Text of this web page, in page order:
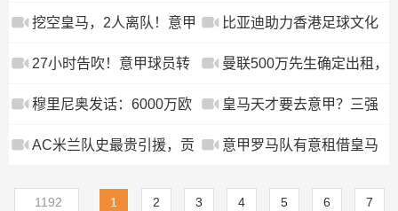
斯图皮尼安还在考察
战奖金榜曝光：国米躺赚
5650万，亚特兰大仅拿90
万“零花钱”
奖金出炉：国米断层第
一，欧冠碾压欧联、欧协
联
挖空皇马，2人离队！意甲
豪门太狠，冠军功臣归
位，恭喜
比亚迪助力香港足球文化
节 与足球少年一起见证曼
城国米巅峰对决
27小时告吹！意甲球员转
会泡汤，罗马诺爆反转
曼联500万先生确定出租，
体检时间已定！世界杯国
脚即将回归备战
穆里尼奥发话：6000万欧
天才不准回河床！3大意甲
皇马天才要去意甲？三强
争抢，穆帅一句话改变他
AC米兰队史最贵引援，贡 意甲罗马队有意租借皇马
1192 1 2 3 4 5 6 7